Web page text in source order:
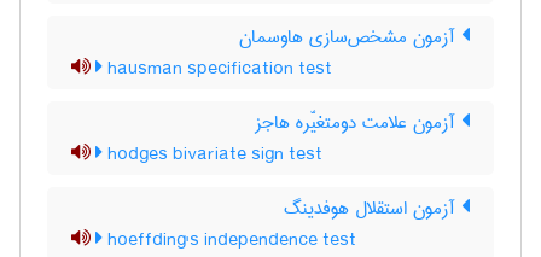
آزمون مشخص‌سازی هاوسمان
hausman specification test
آزمون علامت دومتغیّره هاجز
hodges bivariate sign test
آزمون استقلال هوفدینگ
hoeffding's independence test